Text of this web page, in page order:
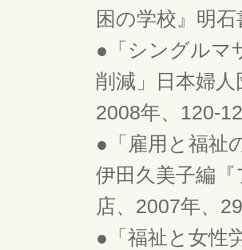
困の学校』明
●「シングルマ
削減」日本婦
2008年、120-
●「雇用と福祉
伊田久美子編
店、2007年、
●「福祉と女性